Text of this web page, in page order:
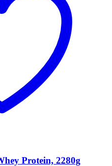
Protein, 2280g